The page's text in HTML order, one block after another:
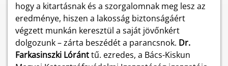
hogy a kitartásnak és a szorgalomnak meg lesz az
eredménye, hiszen a lakosság biztonságáért
végzett munkán keresztül a saját jövőnkért
dolgozunk – zárta beszédét a parancsnok. Dr.
Farkasinszki Lóránttű. ezredes, a Bács-Kiskun